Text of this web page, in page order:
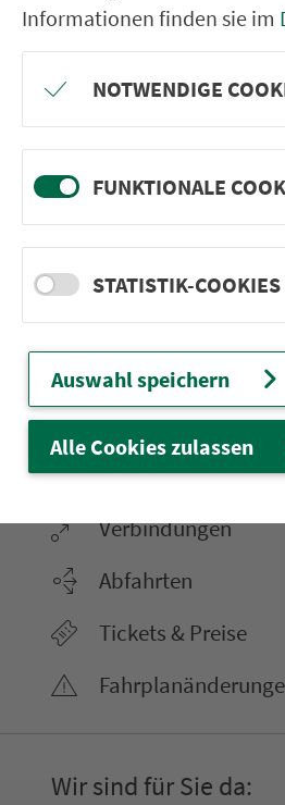
VGN-SOMMER 2026
Mach mit und gewinne
Team-Plätzen für eine
Nürn­berg
22.000
ter­neh­men. 1.100
Ver­bin­dungen
Abfahrten
Tickets & Preise
Wir sind für Sie da:
Informationen finden sie im
NOTWENDIGE
FUNKTIONALE
STATISTIK-COOKIES
Auswahl speichern
Alle Cookies zulassen